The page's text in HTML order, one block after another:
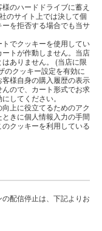
のハードドライブに蓄え
のサイト上では決して個
を拒否する場合でも当サ
でクッキーを使用してい
トが作動しません。当店
ありません。 (当店に限
のクッキー設定を有効に
様自身の購入履歴の表示
ので、カート形式でお求
してください。
上に役立てるためのアク
きに個人情報入力の手間
クッキーを利用している
配信停止は、下記よりお